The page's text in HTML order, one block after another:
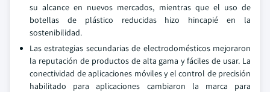
su alcance en nuevos mercados, mientras que el uso de
botellas de plástico reducidas hizo hincapié en la
sostenibilidad.
Las estrategias secundarias de electrodomésticos mejoraron
la reputación de productos de alta gama y fáciles de usar. La
conectividad de aplicaciones móviles y el control de precisión
habilitado para aplicaciones cambiaron la marca para